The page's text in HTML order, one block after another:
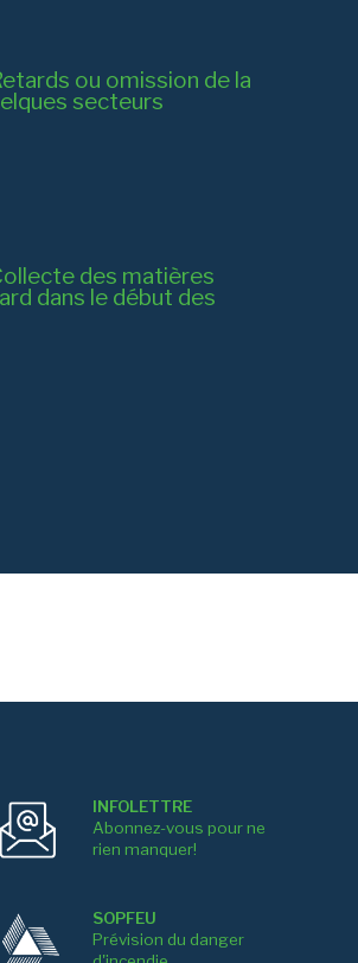
ou omission de la
secteurs
des matières
dans le début des
INFOLETTRE
Abonnez-vous pour ne
rien manquer!
SOPFEU
Prévision du danger